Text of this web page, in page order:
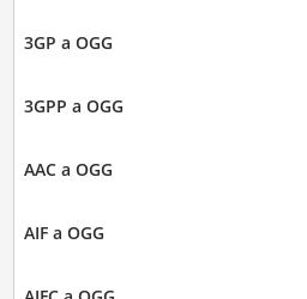
3GP a OGG
3GPP a OGG
AAC a OGG
AIF a OGG